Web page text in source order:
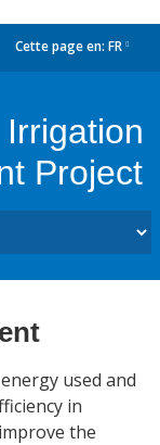
Cette page en: FR
Project
used and
in
the